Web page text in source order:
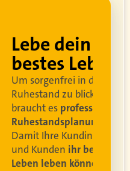
dein
Leben
in den
zu blicken,
professionelle
.
Kundinnen
ihr bestes
können.